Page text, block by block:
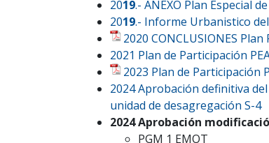
2019.- ANEXO Plan Especial
2019.- Informe Urbanistico
2020 CONCLUSIONES
2021 Plan de Participación
2023 Plan de Participación
2024 Aprobación definitiva
unidad de desagregación S-4
2024 Aprobación
PGM 1 EMOT